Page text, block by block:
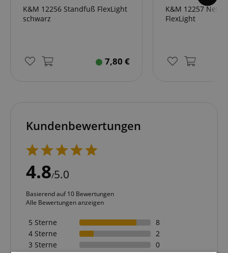
K&M 12256 Standfuß FlexLight
schwarz
7,80 €
K&M 12257
FlexLight
Kundenbewertungen
4.8/5.0
Basierend auf 10 Bewertungen
Alle Bewertungen anzeigen
5 Sterne
8
4 Sterne
2
3 Sterne
0